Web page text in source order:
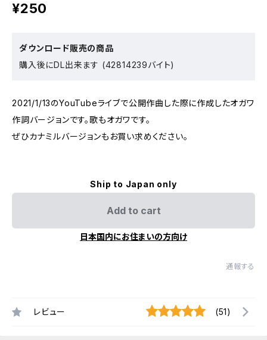
¥250
ダウンロード販売の商品
購入後にDL出来ます (42814239バイト)
2021/1/13のYouTubeライブで公開作曲した際に作成したオガワ
作詞バージョンです。歌もオガワです。
ぜひカナミルバージョンもお買い求めください。
Ship to Japan only
Add to cart
日本国内にお住まいの方向け
通報する
レビュー (51)